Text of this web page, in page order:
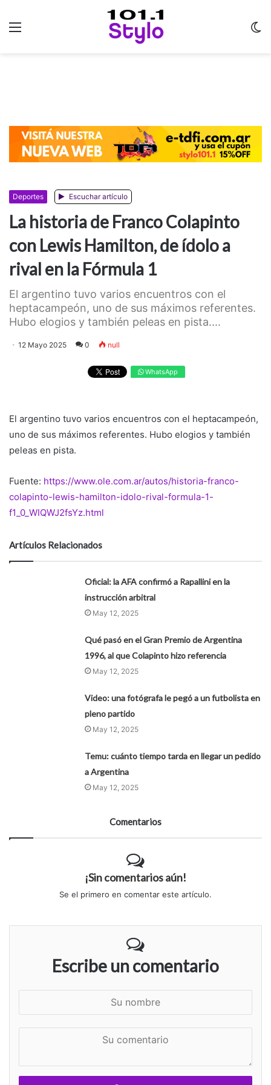
Deportes Escuchar artículo
La historia de Franco Colapinto
con Lewis Hamilton, de ídolo a
rival en la Fórmula 1
El argentino tuvo varios encuentros con el
heptacampeón, uno de sus máximos referentes.
Hubo elogios y también peleas en pista....
12 Mayo 2025 0 null
WhatsApp
El argentino tuvo varios encuentros con el heptacampeón,
uno de sus máximos referentes. Hubo elogios y también
peleas en pista.
Fuente: https://www.ole.com.ar/autos/historia-franco-
colapinto-lewis-hamilton-idolo-rival-formula-1-
f1_0_WIQWJ2fsYz.html
Artículos Relacionados
Oficial: la AFA confirmó a Rapallini en la
instrucción arbitral
May 12, 2025
Qué pasó en el Gran Premio de Argentina
1996, al que Colapinto hizo referencia
May 12, 2025
Video: una fotógrafa le pegó a un futbolista en
pleno partido
May 12, 2025
Temu: cuánto tiempo tarda en llegar un pedido
a Argentina
May 12, 2025
Comentarios
¡Sin comentarios aún!
Se el primero en comentar este artículo.
Escribe un comentario